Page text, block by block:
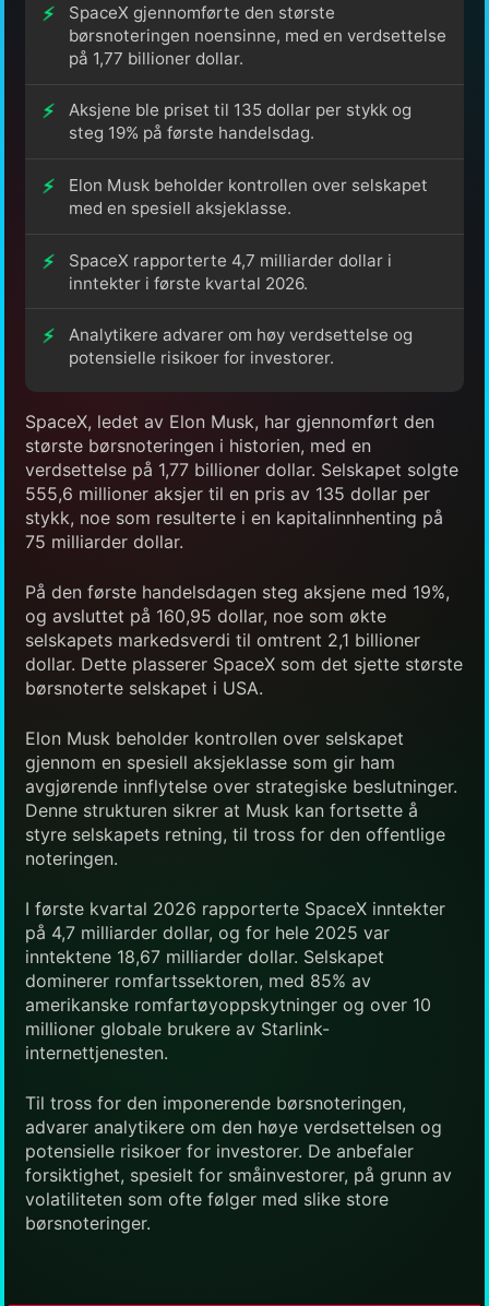
SpaceX gjennomførte den største
børsnoteringen noensinne, med en verdsettelse
på 1,77 billioner dollar.
Aksjene ble priset til 135 dollar per stykk og
steg 19% på første handelsdag.
Elon Musk beholder kontrollen over selskapet
med en spesiell aksjeklasse.
SpaceX rapporterte 4,7 milliarder dollar i
inntekter i første kvartal 2026.
Analytikere advarer om høy verdsettelse og
potensielle risikoer for investorer.
SpaceX, ledet av Elon Musk, har gjennomført den
største børsnoteringen i historien, med en
verdsettelse på 1,77 billioner dollar. Selskapet solgte
555,6 millioner aksjer til en pris av 135 dollar per
stykk, noe som resulterte i en kapitalinnhenting på
75 milliarder dollar.
På den første handelsdagen steg aksjene med 19%,
og avsluttet på 160,95 dollar, noe som økte
selskapets markedsverdi til omtrent 2,1 billioner
dollar. Dette plasserer SpaceX som det sjette største
børsnoterte selskapet i USA.
Elon Musk beholder kontrollen over selskapet
gjennom en spesiell aksjeklasse som gir ham
avgjørende innflytelse over strategiske beslutninger.
Denne strukturen sikrer at Musk kan fortsette å
styre selskapets retning, til tross for den offentlige
noteringen.
I første kvartal 2026 rapporterte SpaceX inntekter
på 4,7 milliarder dollar, og for hele 2025 var
inntektene 18,67 milliarder dollar. Selskapet
dominerer romfartssektoren, med 85% av
amerikanske romfartøyoppskytninger og over 10
millioner globale brukere av Starlink-
internettjenesten.
Til tross for den imponerende børsnoteringen,
advarer analytikere om den høye verdsettelsen og
potensielle risikoer for investorer. De anbefaler
forsiktighet, spesielt for småinvestorer, på grunn av
volatiliteten som ofte følger med slike store
børsnoteringer.